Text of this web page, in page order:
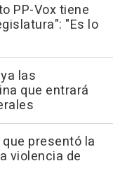
PP-Vox tiene
"Es lo
las
que entrará
presentó la
violencia de